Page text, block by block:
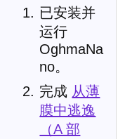
已安装并
运行
OghmaNa
no。
完成 从薄
膜中逃逸
（A 部